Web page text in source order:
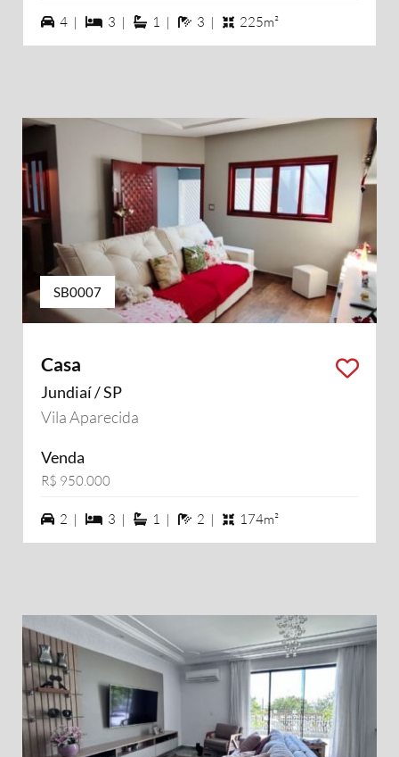
4 vagas na garagem
4 | 3 dormiórios
3 | 1 suítes
1 | 3 banheiros
3 | 225m²
SB0007
Casa
Jundiaí / SP
Vila Aparecida
Venda
R$ 950.000
2 vagas na garagem
2 | 3 dormiórios
3 | 1 suítes
1 | 2 banheiros
2 | 174m²